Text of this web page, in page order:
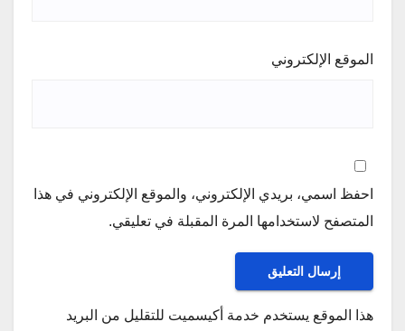
الموقع الإلكتروني
احفظ اسمي، بريدي الإلكتروني، والموقع الإلكتروني في هذا
المتصفح لاستخدامها المرة المقبلة في تعليقي.
هذا الموقع يستخدم خدمة أكيسميت للتقليل من البريد